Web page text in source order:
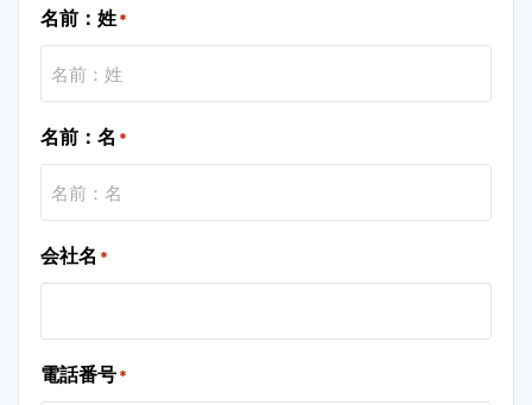
名前：姓*
名前：名 *
会社名 *
電話番号*